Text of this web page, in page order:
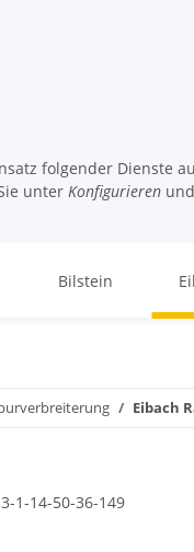
folgender Dienste
unter Konfigurieren
Bilstein
Eibach